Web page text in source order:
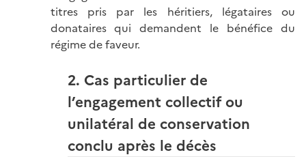
titres pris par les héritiers, légataires ou
donataires qui demandent le bénéfice du
régime de faveur.
2. Cas particulier de
l’engagement collectif ou
unilatéral de conservation
conclu après le décès